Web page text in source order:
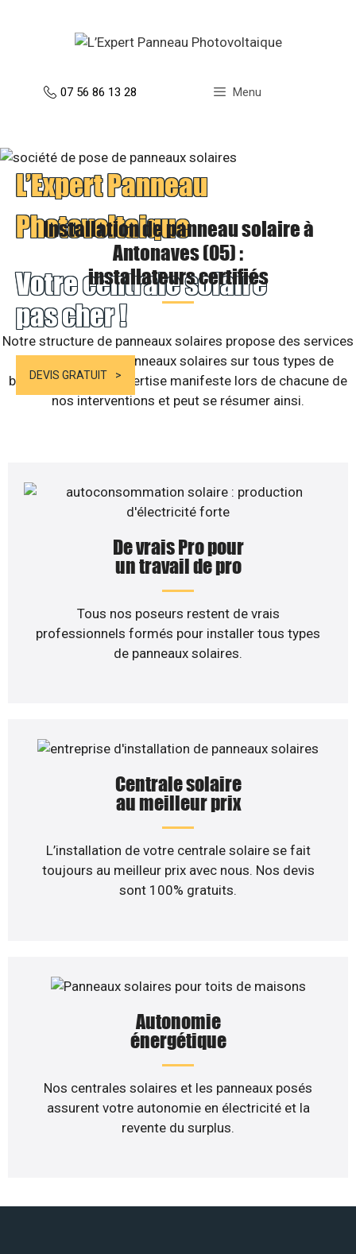
07 56 86 13 28 Menu
L’Expert Panneau
Photovoltaique
Votre centrale solaire
pas cher !
DEVIS GRATUIT
Installation de panneau solaire à
Antonaves (05) :
installateurs certifiés
Notre structure de panneaux solaires propose des services
d’installation de panneaux solaires sur tous types de
bâtiments. Notre expertise manifeste lors de chacune de
nos interventions et peut se résumer ainsi.
De vrais Pro pour
un travail de pro
Tous nos poseurs restent de vrais
professionnels formés pour installer tous types
de panneaux solaires.
Centrale solaire
au meilleur prix
L’installation de votre centrale solaire se fait
toujours au meilleur prix avec nous. Nos devis
sont 100% gratuits.
Autonomie
énergétique
Nos centrales solaires et les panneaux posés
assurent votre autonomie en électricité et la
revente du surplus.